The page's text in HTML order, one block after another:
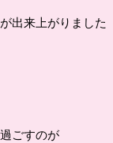
出来上がりました
ごすのが